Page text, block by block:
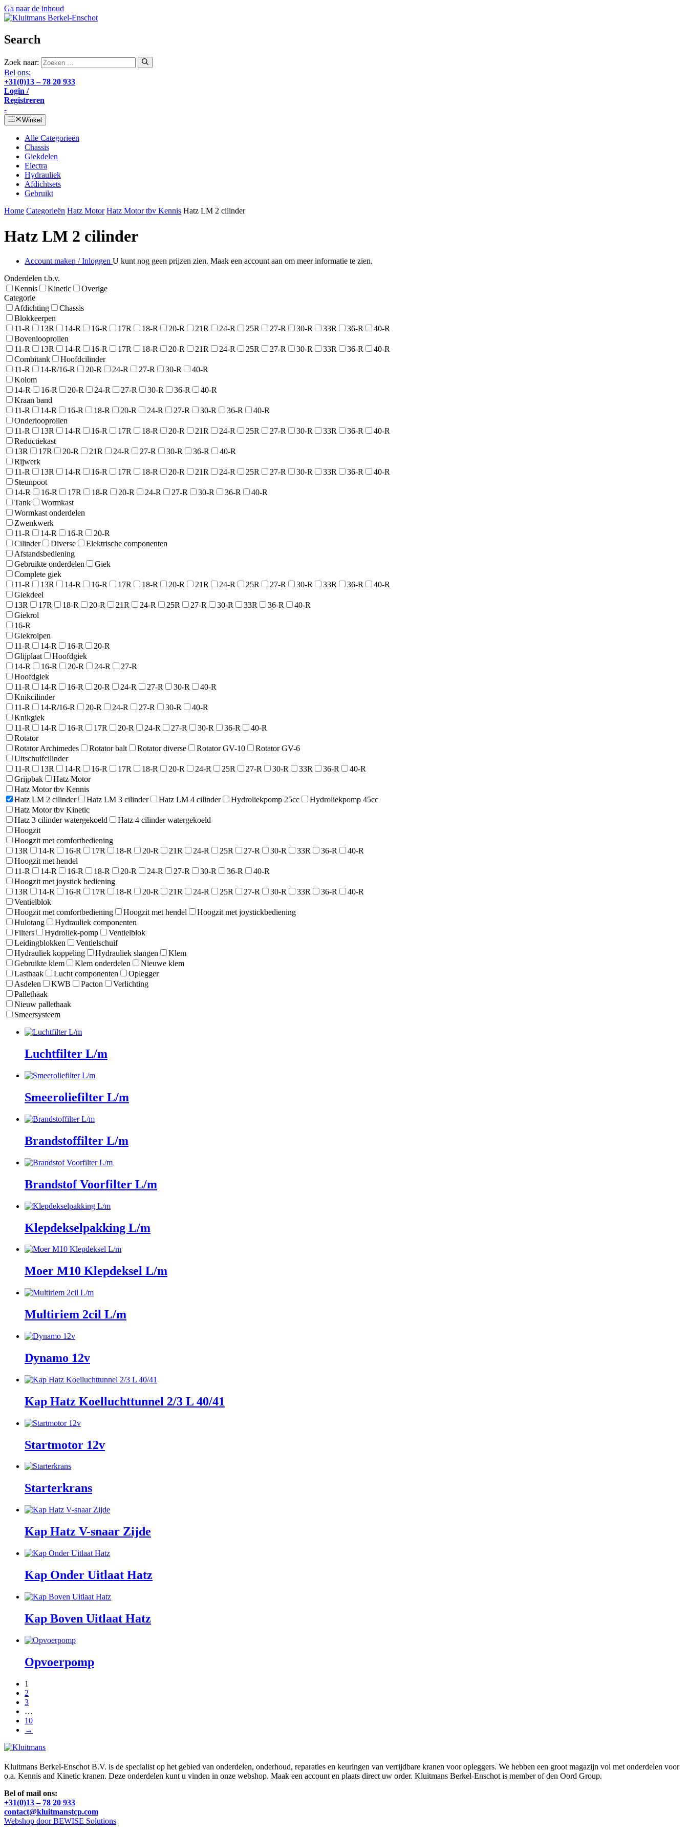
Ga naar de inhoud
Search
Zoek naar:
Bel ons:
+31(0)13 – 78 20 933
Login /
Registreren
-
Winkel
Alle Categorieën
Chassis
Giekdelen
Electra
Hydrauliek
Afdichtsets
Gebruikt
Home Categorieën Hatz Motor Hatz Motor tbv Kennis Hatz LM 2 cilinder
Hatz LM 2 cilinder
Account maken / Inloggen U kunt nog geen prijzen zien. Maak een account aan om meer informatie te zien.
Onderdelen t.b.v.
Kennis
Kinetic
Overige
Categorie
Afdichting
Chassis
Blokkeerpen
11-R
13R 14-R 16-R 17R 18-R 20-R 21R 24-R 25R 27-R 30-R 33R 36-R
40-R
Bovenlooprollen
11-R
13R 14-R 16-R 17R 18-R 20-R 21R 24-R 25R 27-R 30-R 33R 36-R
40-R
Combitank
Hoofdcilinder
11-R
14-R/16-R 20-R 24-R 27-R 30-R
40-R
Kolom
14-R
16-R 20-R 24-R 27-R 30-R 36-R
40-R
Kraan band
11-R
14-R 16-R 18-R 20-R 24-R 27-R 30-R 36-R
40-R
Onderlooprollen
11-R
13R 14-R 16-R 17R 18-R 20-R 21R 24-R 25R 27-R 30-R 33R 36-R
40-R
Reductiekast
13R
17R 20-R 21R 24-R 27-R 30-R 36-R
40-R
Rijwerk
11-R
13R 14-R 16-R 17R 18-R 20-R 21R 24-R 25R 27-R 30-R 33R 36-R
40-R
Steunpoot
14-R
16-R 17R 18-R 20-R 24-R 27-R 30-R 36-R
40-R
Tank
Wormkast
Wormkast onderdelen
Zwenkwerk
11-R
14-R 16-R
20-R
Cilinder
Diverse
Elektrische componenten
Afstandsbediening
Gebruikte onderdelen
Giek
Complete giek
11-R
13R 14-R 16-R 17R 18-R 20-R 21R 24-R 25R 27-R 30-R 33R 36-R
40-R
Giekdeel
13R
17R 18-R 20-R 21R 24-R 25R 27-R 30-R 33R 36-R
40-R
Giekrol
16-R
Giekrolpen
11-R
14-R 16-R
20-R
Glijplaat
Hoofdgiek
14-R
16-R 20-R 24-R
27-R
Hoofdgiek
11-R
14-R 16-R 20-R 24-R 27-R 30-R
40-R
Knikcilinder
11-R
14-R/16-R 20-R 24-R 27-R 30-R
40-R
Knikgiek
11-R
14-R 16-R 17R 20-R 24-R 27-R 30-R 36-R
40-R
Rotator
Rotator Archimedes
Rotator balt Rotator diverse Rotator GV-10
Rotator GV-6
Uitschuifcilinder
11-R
13R 14-R 16-R 17R 18-R 20-R 24-R 25R 27-R 30-R 33R 36-R
40-R
Grijpbak
Hatz Motor
Hatz Motor tbv Kennis
Hatz LM 2 cilinder
Hatz LM 3 cilinder Hatz LM 4 cilinder Hydroliekpomp 25cc
Hydroliekpomp 45cc
Hatz Motor tbv Kinetic
Hatz 3 cilinder watergekoeld
Hatz 4 cilinder watergekoeld
Hoogzit
Hoogzit met comfortbediening
13R
14-R 16-R 17R 18-R 20-R 21R 24-R 25R 27-R 30-R 33R 36-R
40-R
Hoogzit met hendel
11-R
14-R 16-R 18-R 20-R 24-R 27-R 30-R 36-R
40-R
Hoogzit met joystick bediening
13R
14-R 16-R 17R 18-R 20-R 21R 24-R 25R 27-R 30-R 33R 36-R
40-R
Ventielblok
Hoogzit met comfortbediening
Hoogzit met hendel
Hoogzit met joystickbediening
Hulotang
Hydrauliek componenten
Filters
Hydroliek-pomp
Ventielblok
Leidingblokken
Ventielschuif
Hydrauliek koppeling
Hydrauliek slangen
Klem
Gebruikte klem
Klem onderdelen
Nieuwe klem
Lasthaak
Lucht componenten
Oplegger
Asdelen
KWB Pacton
Verlichting
Pallethaak
Nieuw pallethaak
Smeersysteem
Luchtfilter L/m
Smeeroliefilter L/m
Brandstoffilter L/m
Brandstof Voorfilter L/m
Klepdekselpakking L/m
Moer M10 Klepdeksel L/m
Multiriem 2cil L/m
Dynamo 12v
Kap Hatz Koelluchttunnel 2/3 L 40/41
Startmotor 12v
Starterkrans
Kap Hatz V-snaar Zijde
Kap Onder Uitlaat Hatz
Kap Boven Uitlaat Hatz
Opvoerpomp
1
2
3
…
10
→
Kluitmans Berkel-Enschot B.V. is de specialist op het gebied van onderdelen, onderhoud, reparaties en keuringen van verrijdbare kranen voor opleggers. We hebben een groot magazijn vol met onderdelen voor
o.a. Kennis and Kinetic kranen. Deze onderdelen kunt u vinden in onze webshop. Maak een account en plaats direct uw order. Kluitmans Berkel-Enschot is member of den Oord Group.
Bel of mail ons:
+31(0)13 – 78 20 933
contact@kluitmanstcp.com
Webshop door BEWISE Solutions